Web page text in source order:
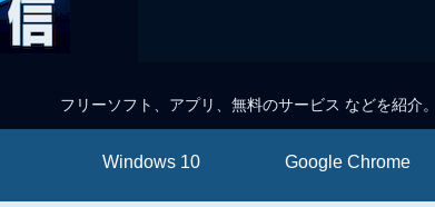
フリーソフト、アプリ、無料のサービス などを紹介。
Windows 10 Google Chrome